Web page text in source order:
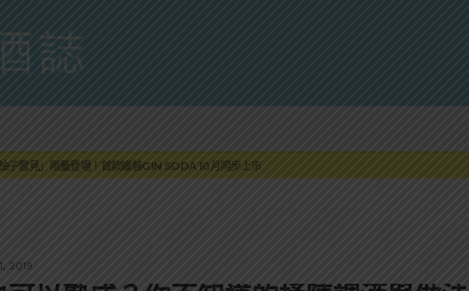
色三麥3度攜手花蓮瓜農品牌「阿強西瓜」
子雪見」限量登場！首款罐裝GIN SODA 10月同步上市
稅！烈酒產業再次迎來重磅利多
磅跨界，辣味伏特加7月強勢登台一口重擊味蕾
三麥3度攜手花蓮瓜農品牌「阿強西瓜」
雪見」限量登場！首款罐裝GIN SODA 10月同步上市
2019